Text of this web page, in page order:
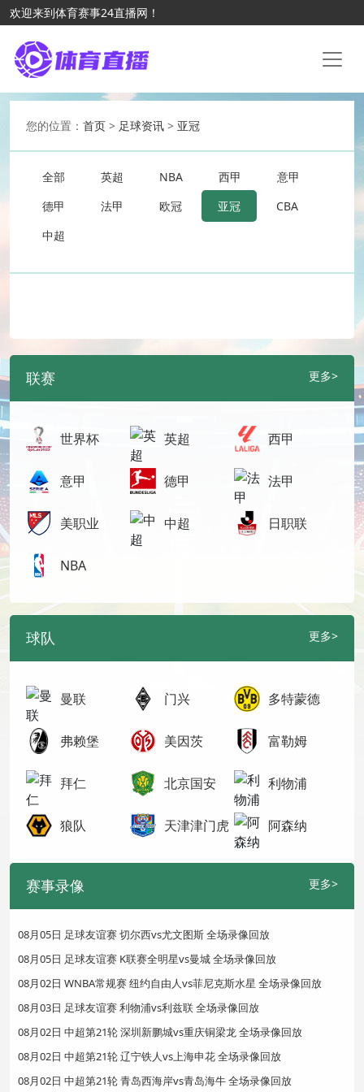
欢迎来到体育赛事24直播网！
您的位置： 首页 > 足球资讯 > 亚冠
全部 英超 NBA 西甲
意甲
德甲
法甲 欧冠 亚冠
CBA
中超
联赛 更多>
世界杯 英超 西甲
意甲 德甲 法甲
美职业 中超 日职联
NBA
球队 更多>
曼联 门兴 多特蒙德
弗赖堡 美因茨 富勒姆
拜仁 北京国安 利物浦
狼队 天津津门虎 阿森纳
赛事录像 更多>
08月05日 足球友谊赛 切尔西vs尤文图斯 全场录像回放
08月05日 足球友谊赛 K联赛全明星vs曼城 全场录像回放
08月02日 WNBA常规赛 纽约自由人vs菲尼克斯水星 全场录像回放
08月03日 足球友谊赛 利物浦vs利兹联 全场录像回放
08月02日 中超第21轮 深圳新鹏城vs重庆铜梁龙 全场录像回放
08月02日 中超第21轮 辽宁铁人vs上海申花 全场录像回放
08月02日 中超第21轮 青岛西海岸vs青岛海牛 全场录像回放